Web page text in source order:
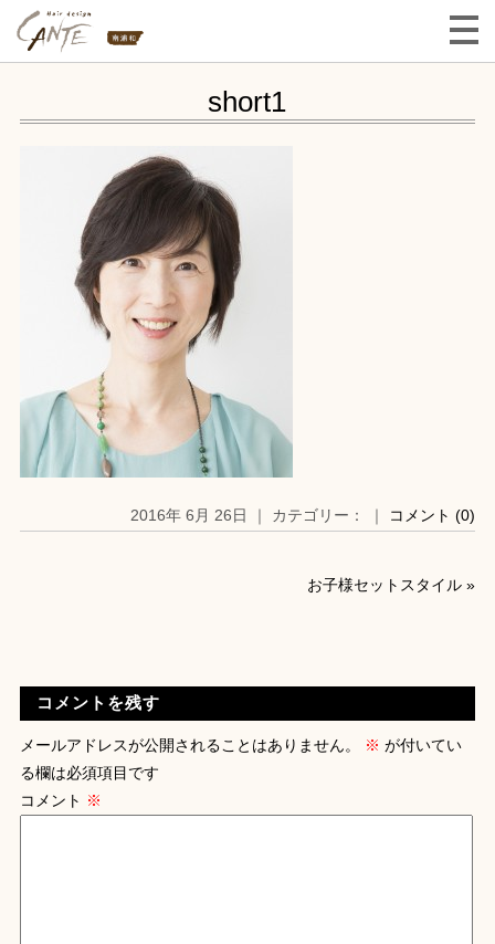
short1
2016年 6月 26日 ｜ カテゴリー： ｜ コメント (0)
お子様セットスタイル »
コメントを残す
メールアドレスが公開されることはありません。 ※ が付いてい
る欄は必須項目です
コメント ※